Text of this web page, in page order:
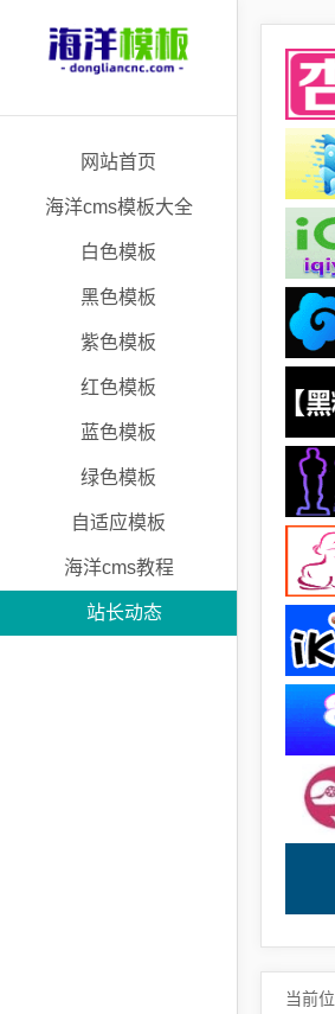
网站首页
海洋cms模板大全
白色模板
黑色模板
紫色模板
红色模板
蓝色模板
绿色模板
自适应模板
海洋cms教程
站长动态
当前位